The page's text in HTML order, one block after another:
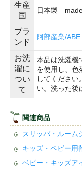
生産
国
日本製 made
ブラ
ンド
阿部産業/
お洗
濯に
つい
て
本品は洗濯機
を使用し、色
してください
い。洗った後
関連商品
スリッパ・ルーム
キッズ・ベビー用
ベビー・キッズア